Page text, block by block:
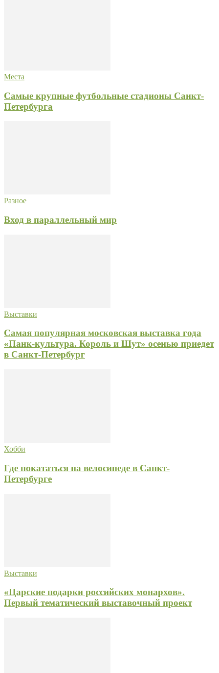
Места
Самые крупные футбольные стадионы Санкт-
Петербурга
Разное
Вход в параллельный мир
Выставки
Самая популярная московская выставка года
«Панк-культура. Король и Шут» осенью приедет
в Санкт-Петербург
Хобби
Где покататься на велосипеде в Санкт-
Петербурге
Выставки
«Царские подарки российских монархов».
Первый тематический выставочный проект